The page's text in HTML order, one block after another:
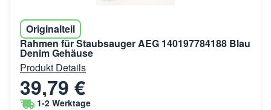
Originalteil
Rahmen für Staubsauger AEG 140197784188 Blau
Denim Gehäuse
Produkt Details
39,79 €
1-2 Werktage